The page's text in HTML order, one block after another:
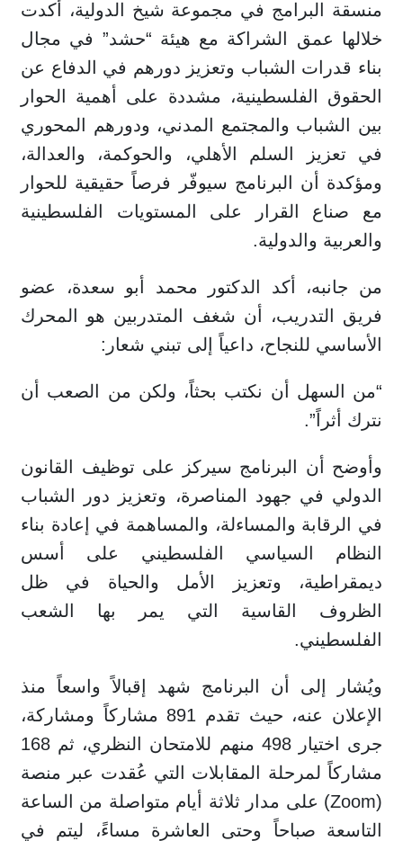
منسقة البرامج في مجموعة شيخ الدولية، أكدت
خلالها عمق الشراكة مع هيئة “حشد” في مجال
بناء قدرات الشباب وتعزيز دورهم في الدفاع عن
الحقوق الفلسطينية، مشددة على أهمية الحوار
بين الشباب والمجتمع المدني، ودورهم المحوري
في تعزيز السلم الأهلي، والحوكمة، والعدالة،
ومؤكدة أن البرنامج سيوفّر فرصاً حقيقية للحوار
مع صناع القرار على المستويات الفلسطينية
والعربية والدولية.
من جانبه، أكد الدكتور محمد أبو سعدة، عضو
فريق التدريب، أن شغف المتدربين هو المحرك
الأساسي للنجاح، داعياً إلى تبني شعار:
“من السهل أن نكتب بحثاً، ولكن من الصعب أن
نترك أثراً”.
وأوضح أن البرنامج سيركز على توظيف القانون
الدولي في جهود المناصرة، وتعزيز دور الشباب
في الرقابة والمساءلة، والمساهمة في إعادة بناء
النظام السياسي الفلسطيني على أسس
ديمقراطية، وتعزيز الأمل والحياة في ظل
الظروف القاسية التي يمر بها الشعب
الفلسطيني.
ويُشار إلى أن البرنامج شهد إقبالاً واسعاً منذ
الإعلان عنه، حيث تقدم 891 مشاركاً ومشاركة،
جرى اختيار 498 منهم للامتحان النظري، ثم 168
مشاركاً لمرحلة المقابلات التي عُقدت عبر منصة
(Zoom) على مدار ثلاثة أيام متواصلة من الساعة
التاسعة صباحاً وحتى العاشرة مساءً، ليتم في